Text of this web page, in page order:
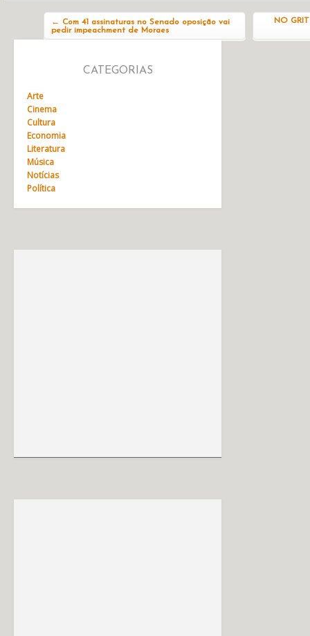
← Com 41 assinaturas no Senado oposição vai
pedir impeachment de Moraes
NO
CATEGORIAS
Arte
Cinema
Cultura
Economia
Literatura
Música
Notícias
Política